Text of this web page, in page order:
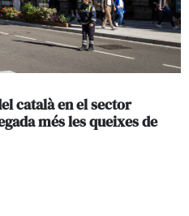
català en el sector
més les queixes de